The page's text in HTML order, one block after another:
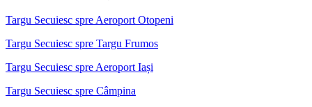
Targu Secuiesc spre Aeroport Otopeni
Targu Secuiesc spre Targu Frumos
Targu Secuiesc spre Aeroport Iași
Targu Secuiesc spre Câmpina